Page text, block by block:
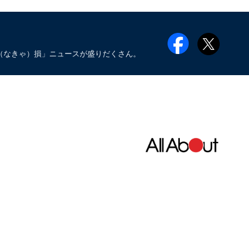
きゃ）損」ニュースが盛りだくさん。